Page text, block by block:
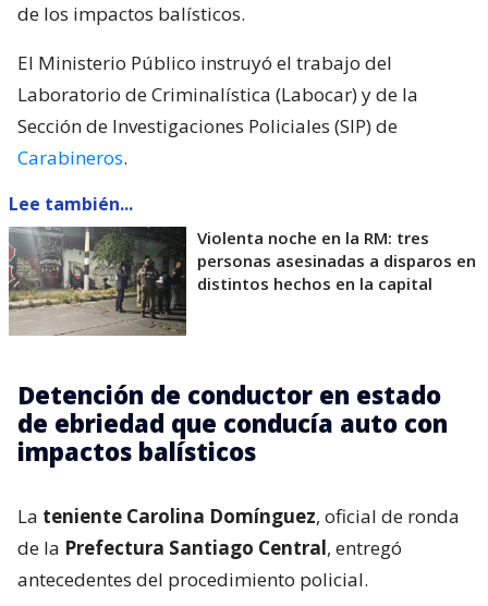
de los impactos balísticos.
El Ministerio Público instruyó el trabajo del
Laboratorio de Criminalística (Labocar) y de la
Sección de Investigaciones Policiales (SIP) de
Carabineros.
Lee también...
Violenta noche en la RM: tres
personas asesinadas a disparos en
distintos hechos en la capital
Detención de conductor en estado
de ebriedad que conducía auto con
impactos balísticos
La teniente Carolina Domínguez, oficial de ronda
de la Prefectura Santiago Central, entregó
antecedentes del procedimiento policial.